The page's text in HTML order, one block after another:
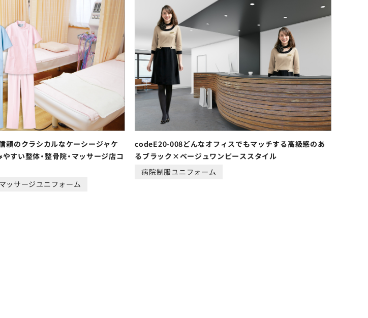
頼のクラシカルなケーシージャケ
すい整体・整骨院・マッサージ店コ
マッサージユニフォーム
codeE20-008どんなオフィスでもマッチする高級感のあ
るブラック×ベージュワンピーススタイル
病院制服ユニフォーム